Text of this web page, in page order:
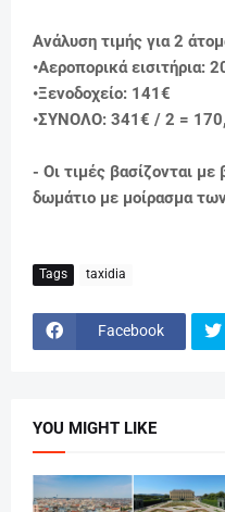
Ανάλυση τιμής για 2
•Αεροπορικά εισιτήρια:
•Ξενοδοχείο: 141€
•ΣΥΝΟΛΟ: 341€ / 2 =
- Οι τιμές βασίζονται
δωμάτιο με μοίρασμα
Tags taxidia
Facebook
YOU MIGHT LIKE